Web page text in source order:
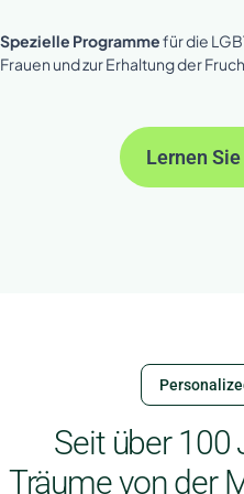
Spezielle Programmefür die
Frauen und zur Erhaltung der
Lernen
Seit über 100
Träume von der